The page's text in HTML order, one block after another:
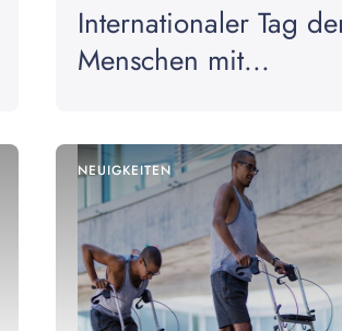
Internationaler Tag
Menschen mit...
NEUIGKEITEN